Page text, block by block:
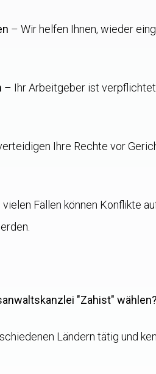
– Wir helfen Ihnen, wieder
– Ihr Arbeitgeber ist
Ihre Rechte vor
vielen Fällen können Konflikte
"Zahist" wählen?
Ländern tätig und